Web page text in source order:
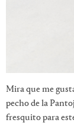
Mira que me
pecho de la
fresquito para